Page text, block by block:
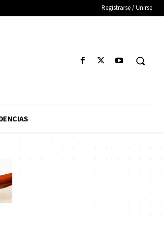
Registrarse / Unirse